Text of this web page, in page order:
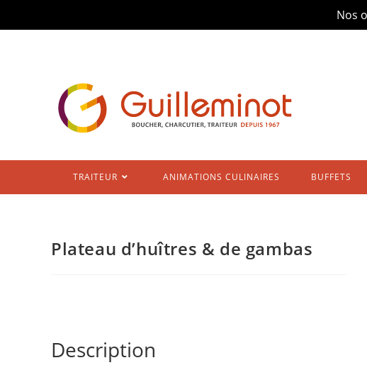
Nos
TRAITEUR ANIMATIONS CULINAIRES BUFFETS
Plateau d’huîtres & de gambas
Description